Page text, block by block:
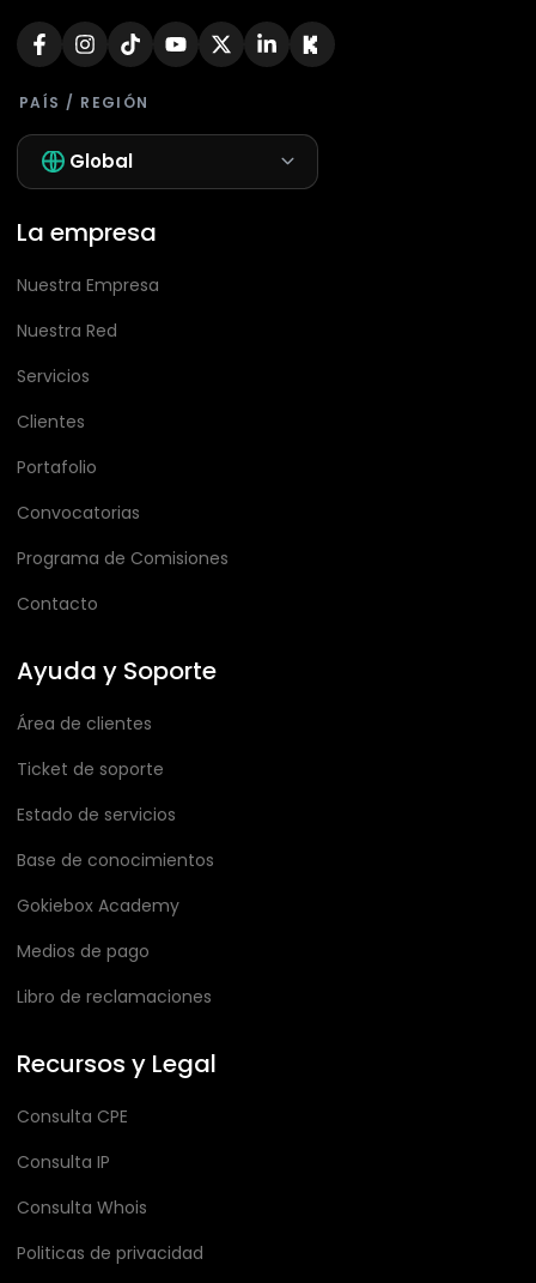
PAÍS / REGIÓN
Global
La empresa
Nuestra Empresa
Nuestra Red
Servicios
Clientes
Portafolio
Convocatorias
Programa de Comisiones
Contacto
Ayuda y Soporte
Área de clientes
Ticket de soporte
Estado de servicios
Base de conocimientos
Gokiebox Academy
Medios de pago
Libro de reclamaciones
Recursos y Legal
Consulta CPE
Consulta IP
Consulta Whois
Politicas de privacidad